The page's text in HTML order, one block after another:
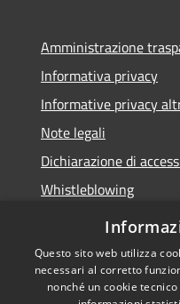
Amministrazione
Informativa privacy
Informative privacy
Note legali
Dichiarazione di
Whistleblowing
RSS
Questo sito web utilizza
necessari al corretto
nonché un cookie